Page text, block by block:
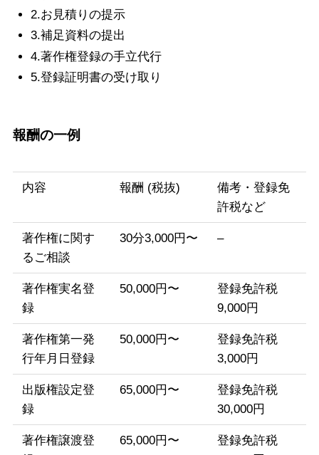
2.お見積りの提示
3.補足資料の提出
4.著作権登録の手立代行
5.登録証明書の受け取り
報酬の一例
内容 報酬 (税抜)
備考・登録免
許税など
著作権に関す
るご相談
30分3,000円〜 –
著作権実名登
録
50,000円〜
登録免許税
9,000円
著作権第一発
行年月日登録
50,000円〜
登録免許税
3,000円
出版権設定登
録
65,000円〜
登録免許税
30,000円
著作権譲渡登
65,000円〜
登録免許税